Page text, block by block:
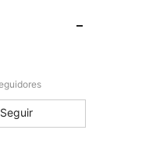
Seguir